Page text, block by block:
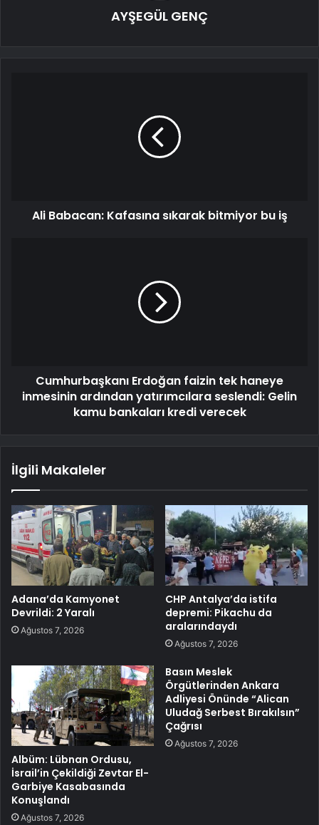
AYŞEGÜL GENÇ
Ali Babacan: Kafasına sıkarak bitmiyor bu iş
Cumhurbaşkanı Erdoğan faizin tek haneye
inmesinin ardından yatırımcılara seslendi: Gelin
kamu bankaları kredi verecek
İlgili Makaleler
Adana’da Kamyonet
Devrildi: 2 Yaralı
Ağustos 7, 2026
CHP Antalya’da istifa
depremi: Pikachu da
aralarındaydı
Ağustos 7, 2026
Albüm: Lübnan Ordusu,
İsrail’in Çekildiği Zevtar El-
Garbiye Kasabasında
Konuşlandı
Ağustos 7, 2026
Basın Meslek
Örgütlerinden Ankara
Adliyesi Önünde “Alican
Uludağ Serbest Bırakılsın”
Çağrısı
Ağustos 7, 2026